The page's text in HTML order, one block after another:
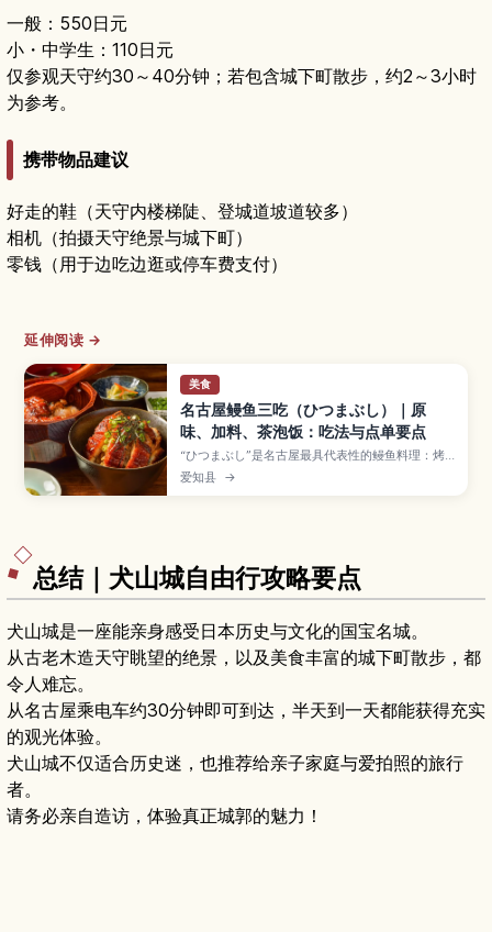
一般：550日元
小・中学生：110日元
仅参观天守约30～40分钟；若包含城下町散步，约2～3小时
为参考。
携带物品建议
好走的鞋（天守内楼梯陡、登城道坡道较多）
相机（拍摄天守绝景与城下町）
零钱（用于边吃边逛或停车费支付）
延伸阅读 →
美食
名古屋鳗鱼三吃（ひつまぶし）｜原
味、加料、茶泡饭：吃法与点单要点
“ひつまぶし”是名古屋最具代表性的鳗鱼料理：烤
鳗盖饭分三段享用——先吃原味，再加葱花海苔等
配料，最后淋上高汤做成茶泡饭。本文用清晰步骤
爱知县 →
总结｜犬山城自由行攻略要点
犬山城是一座能亲身感受日本历史与文化的国宝名城。
从古老木造天守眺望的绝景，以及美食丰富的城下町散步，都
令人难忘。
从名古屋乘电车约30分钟即可到达，半天到一天都能获得充实
的观光体验。
犬山城不仅适合历史迷，也推荐给亲子家庭与爱拍照的旅行
者。
请务必亲自造访，体验真正城郭的魅力！